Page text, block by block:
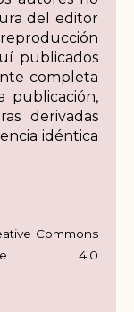
del editor
publicados
completa
publicación,
derivadas
idéntica
Commons
4.0